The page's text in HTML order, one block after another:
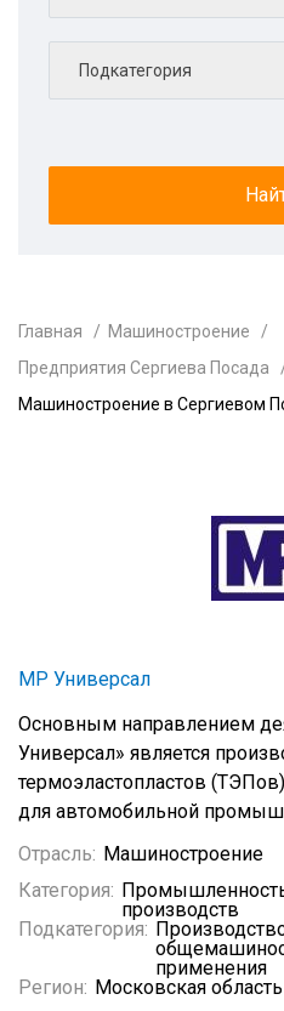
Подкатегория
Главная
Машиностроение
Предприятия Сергиева Посада
Машиностроение в Сергиевом
МР Универсал
Основным направлением
Универсал» является
термоэластопластов
для автомобильной
Отрасль: Машиностроение
Категория:
производств
Подкатегория:
применения
Регион: Московская область